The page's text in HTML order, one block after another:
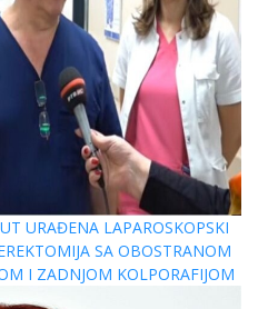
URAĐENA LAPAROSKOPSKI
SA OBOSTRANOM
I ZADNJOM KOLPORAFIJOM